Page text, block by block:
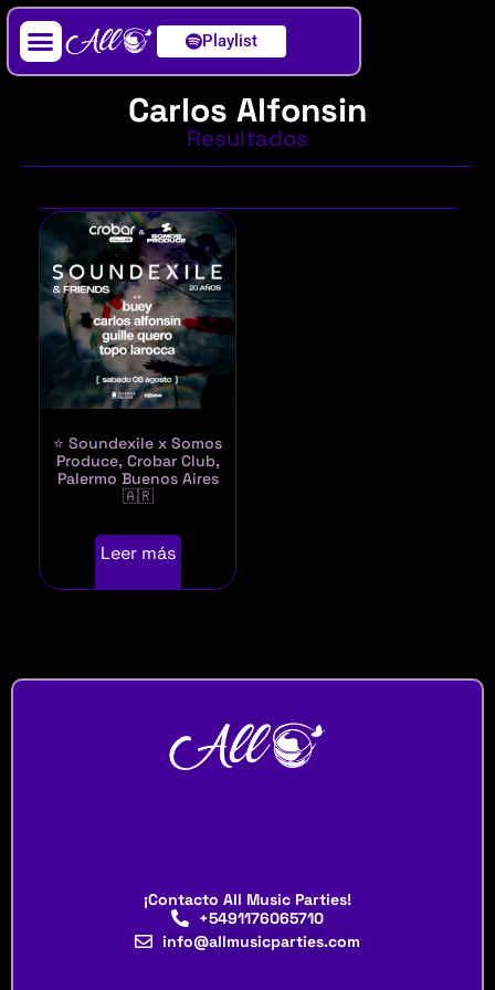
Playlist
Carlos Alfonsin
Resultados
⭐ Soundexile x Somos
Produce, Crobar Club,
Palermo Buenos Aires
🇦🇷
Leer más
¡Contacto All Music Parties!
+5491176065710
info@allmusicparties.com